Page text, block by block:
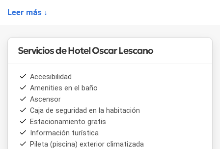
Leer más ↓
Servicios de Hotel Oscar Lescano
Accesibilidad
Amenities en el baño
Ascensor
Caja de seguridad en la habitación
Estacionamiento gratis
Información turística
Pileta (piscina) exterior climatizada